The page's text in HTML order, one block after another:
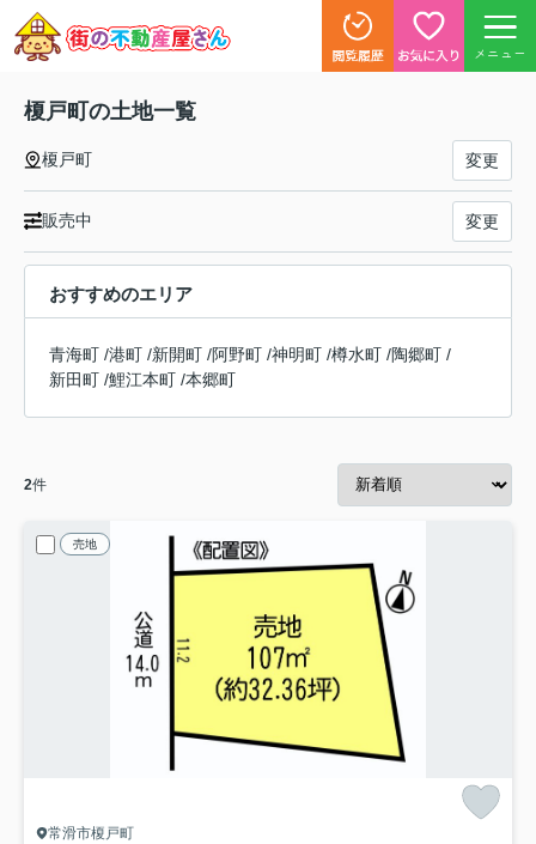
メニュー
榎戸町の土地一覧
榎戸町 変更
販売中 変更
おすすめのエリア
青海町 /港町 /新開町 /阿野町 /神明町 /樽水町 /陶郷町 /
新田町 /鯉江本町 /本郷町
2件
売地
常滑市榎戸町